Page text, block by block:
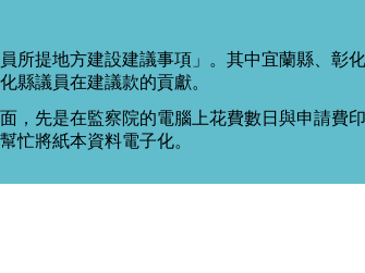
所提地方建設建議事項」。其中宜蘭縣、彰
縣議員在建議款的貢獻。
，先是在監察院的電腦上花費數日與申請費
忙將紙本資料電子化。